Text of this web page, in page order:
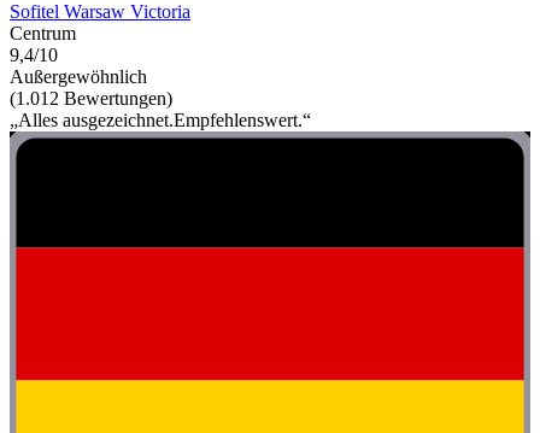
Sofitel Warsaw Victoria
Centrum
9,4/10
Außergewöhnlich
(1.012 Bewertungen)
„Alles ausgezeichnet.Empfehlenswert.“